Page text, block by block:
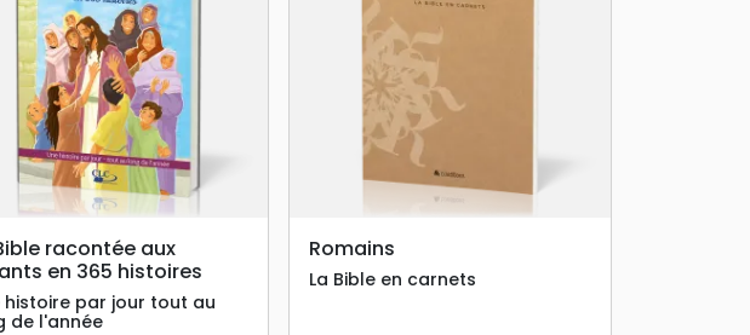
search APERÇU RAPIDE
racontée aux
en 365 histoires
histoire par jour tout au
de l'année
search
Romains
La Bible en carnets